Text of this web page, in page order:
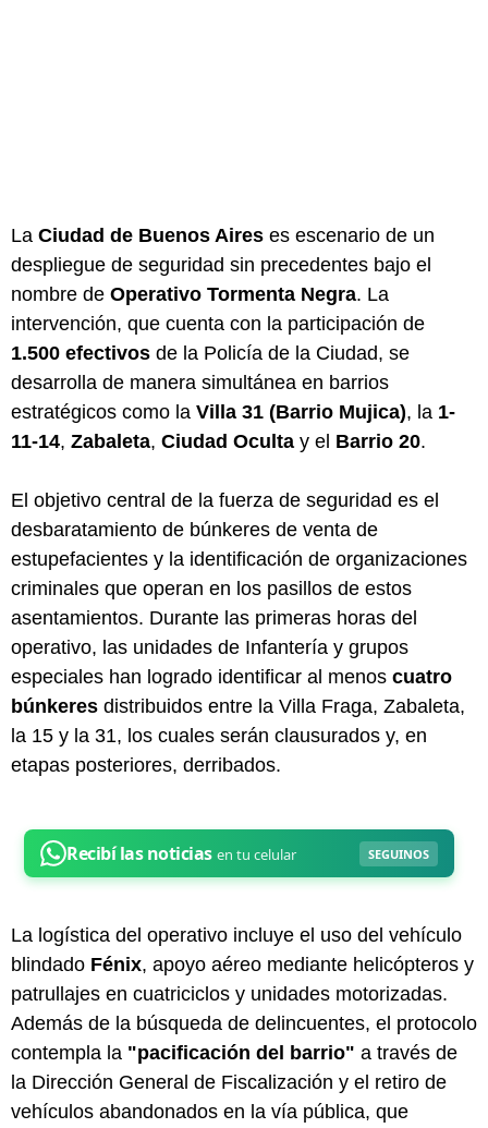
La Ciudad de Buenos Aires es escenario de un
despliegue de seguridad sin precedentes bajo el
nombre de Operativo Tormenta Negra. La
intervención, que cuenta con la participación de
1.500 efectivos de la Policía de la Ciudad, se
desarrolla de manera simultánea en barrios
estratégicos como la Villa 31 (Barrio Mujica), la 1-
11-14, Zabaleta, Ciudad Oculta y el Barrio 20.
El objetivo central de la fuerza de seguridad es el
desbaratamiento de búnkeres de venta de
estupefacientes y la identificación de organizaciones
criminales que operan en los pasillos de estos
asentamientos. Durante las primeras horas del
operativo, las unidades de Infantería y grupos
especiales han logrado identificar al menos cuatro
búnkeres distribuidos entre la Villa Fraga, Zabaleta,
la 15 y la 31, los cuales serán clausurados y, en
etapas posteriores, derribados.
La logística del operativo incluye el uso del vehículo
blindado Fénix, apoyo aéreo mediante helicópteros y
patrullajes en cuatriciclos y unidades motorizadas.
Además de la búsqueda de delincuentes, el protocolo
contempla la "pacificación del barrio" a través de
la Dirección General de Fiscalización y el retiro de
vehículos abandonados en la vía pública, que